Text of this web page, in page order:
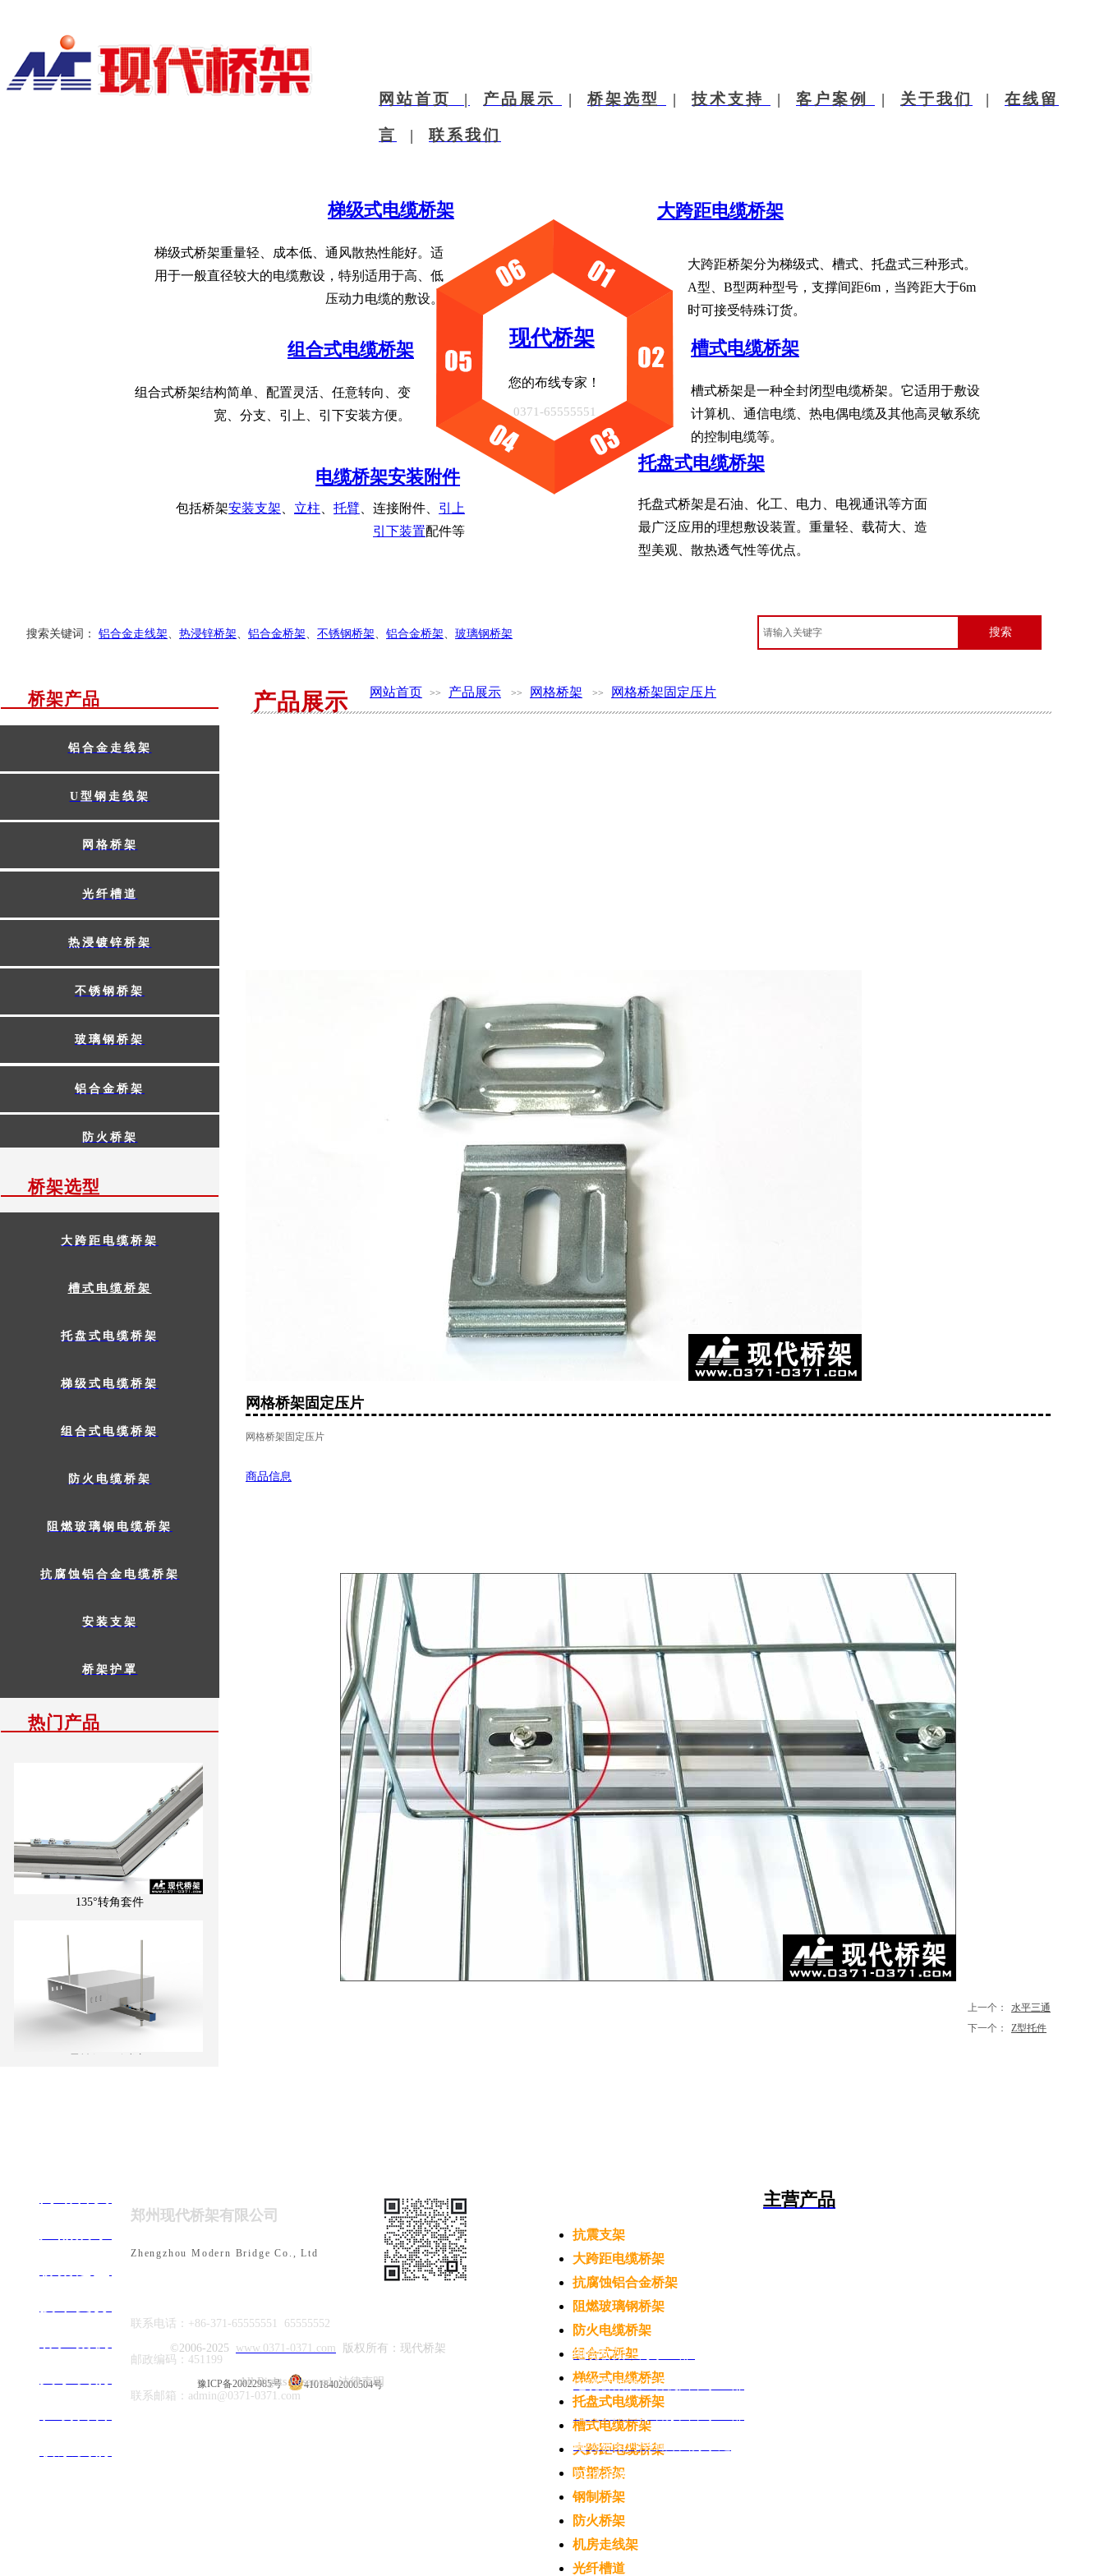
网站首页 | 产品展示 | 桥架选型 | 技术支持 | 客户案例 | 关于我们 | 在线留
言 | 联系​我们
槽式桥架是一种全封闭型电缆桥架。它适用于敷设
计算机、通信电缆、热电偶电缆及其他高灵敏系统
的控制电缆等。
组合式电缆桥架
组合式桥架结构简单、配置灵活、任意转向、变
宽、分支、引上、引下安装方便。
现代桥架
大跨距桥架分为梯级式、槽式、托盘式三种形式。
A型、B型两种型号，支撑间距6m，当跨距大于6m
时可接受特殊订货。
电缆桥架安装附件​
您的布线专家！
0371-65555551
梯级式电缆桥架 大跨距电缆桥架
包括桥架安装支架 立柱 托臂 、连接附件、 引上
引下装置配件等
托盘式桥架是石油、化工、电力、电视通讯等方面
最广泛应用的理想敷设装置。重量轻、载荷大、造
型美观、散热透气性等优点。
梯级式桥架重量轻、成本低、通风散热性能好。适
用于一般直径较大的电缆敷设，特别适用于高、低
压动力电缆的敷设。​
托盘式电缆桥架
槽式电缆桥架
搜索
搜索关键词： 铝合金走线架、 热浸锌桥架、 铝合金桥架、 不锈钢桥架、 铝合金桥架、 玻璃钢桥架
铝合金走线架
桥架产品
U型钢走线架​
网格桥架​
光纤槽道​
热浸镀锌桥架​
不锈钢桥架​
玻璃钢桥架​
铝合金桥架​
防火桥架
产品展示 网站首页 >> 产品展示 >> 网格桥架 >> 网格桥架固定压片
网格桥架固定压片
网格桥架固定压片
商品信息
上一个：
水平三通
下一个：
Z型托件
托盘式电缆桥架
组合式电缆桥架
梯级式电缆桥架
大跨距电缆桥架
槽式电缆桥架
桥架选型
防火电缆桥架
阻燃玻璃钢电缆桥架
抗腐蚀铝合金电缆桥架
安装支架
桥架护罩
135°转角套件
双立柱立管
热门产品
©2006-2025 www.0371-0371.com 版权所有：现代桥架
All Rights Reserved 法律声明
郑州现代桥架有限公司
Zhengzhou Modern Bridge Co., Ltd
联系电话：+86-371-65555551 65555552
邮政编码：451199
联系邮箱：admin@0371-0371.com
41018402000504号
豫ICP备20022985号
主营产品
抗震支架
大跨距电缆桥架
抗腐蚀铝合金桥架
阻燃玻璃钢桥架
防火电缆桥架
组合式桥架
梯级式电缆桥架
托盘式电缆桥架
槽式电缆桥架
大跨距电缆桥架
喷塑桥架
钢制桥架
防火桥架
机房走线架
光纤槽道
电缆桥架上海事业部
电缆桥架浙江省杭州市事业部
电缆桥架河南省郑州办事处
四川省成都市桥架事业部